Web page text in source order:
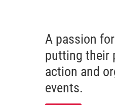
A passion
putting their
action and
events.